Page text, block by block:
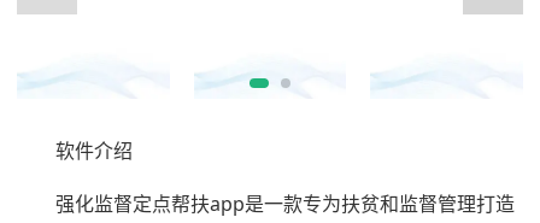
软件介绍
强化监督定点帮扶app是一款专为扶贫和监督管理打造